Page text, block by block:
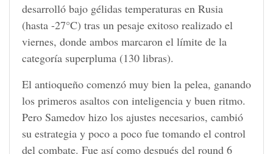
desarrolló bajo gélidas temperaturas en Rusia
(hasta -27°C) tras un pesaje exitoso realizado el
viernes, donde ambos marcaron el límite de la
categoría superpluma (130 libras).
El antioqueño comenzó muy bien la pelea, ganando
los primeros asaltos con inteligencia y buen ritmo.
Pero Samedov hizo los ajustes necesarios, cambió
su estrategia y poco a poco fue tomando el control
del combate. Fue así como después del round 6